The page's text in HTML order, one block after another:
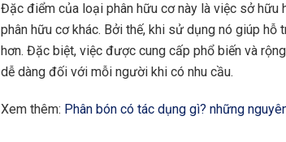
Đặc điểm của loại phân hữu cơ này là việc sở
phân hữu cơ khác. Bởi thế, khi sử dụng nó giúp
hơn. Đặc biệt, việc được cung cấp phổ biến và
dễ dàng đối với mỗi người khi có nhu cầu.
Xem thêm: Phân bón có tác dụng gì? những